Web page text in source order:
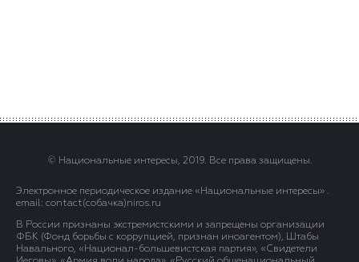
© Национальные интересы, 2019. Все права защищены.
Электронное периодическое издание «Национальные интересы» .
email: contact(сoбaчка)niros.ru
В России признаны экстремистскими и запрещены организации
ФБК (Фонд борьбы с коррупцией, признан иноагентом), Штабы
Навального, «Национал-большевистская партия», «Свидетели